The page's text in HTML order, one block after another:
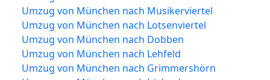
Umzug von München nach Musikerviertel
Umzug von München nach Lotsenviertel
Umzug von München nach Dobben
Umzug von München nach Lehfeld
Umzug von München nach Grimmershörn